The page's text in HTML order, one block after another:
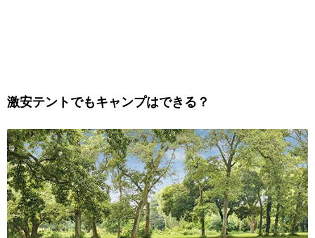
激安テントでもキャンプはできる？